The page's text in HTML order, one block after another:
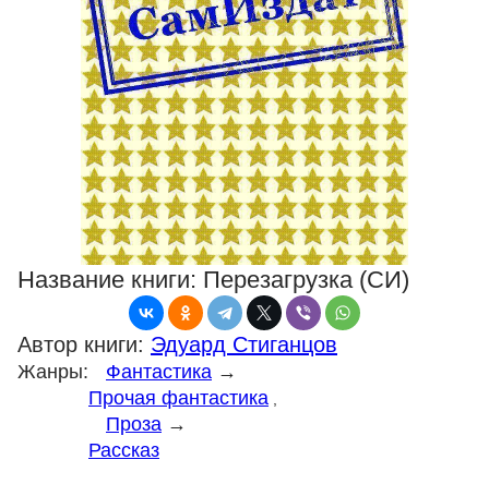
Название книги: Перезагрузка (СИ)
Автор книги: Эдуард Стиганцов
Жанры: Фантастика →
Прочая фантастика
Проза →
Рассказ